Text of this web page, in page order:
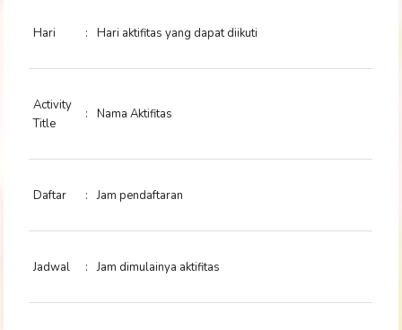
Hari : Hari aktifitas yang dapat diikuti
Activity
Title
: Nama Aktifitas
Daftar : Jam pendaftaran
Jadwal : Jam dimulainya aktifitas